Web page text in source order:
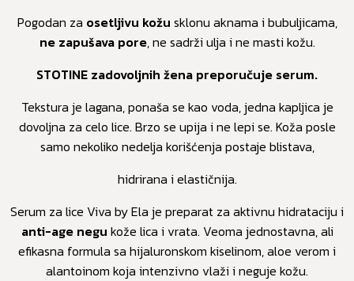
Pogodan za osetljivu kožu sklonu aknama i bubuljicama,
ne zapušava pore, ne sadrži ulja i ne masti kožu.
STOTINE zadovoljnih žena preporučuje serum.
Tekstura je lagana, ponaša se kao voda, jedna kapljica je
dovoljna za celo lice. Brzo se upija i ne lepi se. Koža posle
samo nekoliko nedelja korišćenja postaje blistava,
hidrirana i elastičnija.
Serum za lice Viva by Ela je preparat za aktivnu hidrataciju i
anti-age negu kože lica i vrata. Veoma jednostavna, ali
efikasna formula sa hijaluronskom kiselinom, aloe verom i
alantoinom koja intenzivno vlaži i neguje kožu.